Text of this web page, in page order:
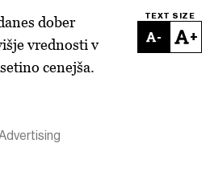
TEXT SIZE
- +
dober
vrednosti v
cenejša.